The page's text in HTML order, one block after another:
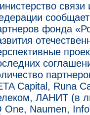
фонда
Capital, Runa
ЛАНИТ (в
One, Naumen,